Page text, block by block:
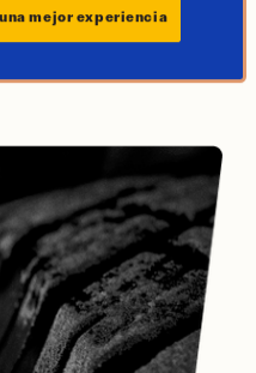
mejor experiencia